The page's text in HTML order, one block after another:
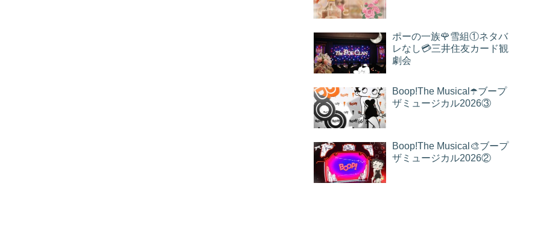
ポーの一族🌹雪組①ネタバ
レなし💳三井住友カード観
劇会
Boop!The Musical☂️ブープ
ザミュージカル2026③
Boop!The Musical🎨ブープ
ザミュージカル2026②